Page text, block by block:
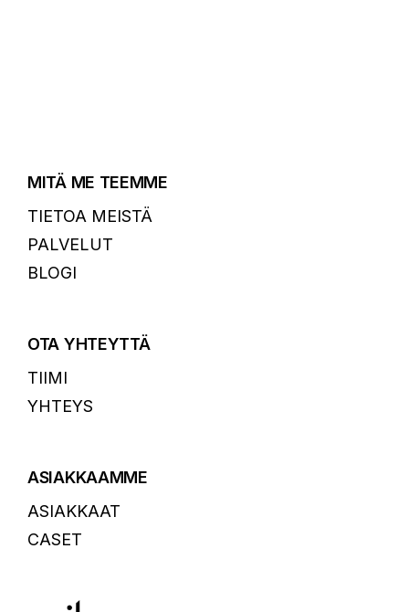
MITÄ ME TEEMME
TIETOA MEISTÄ
PALVELUT
BLOGI
OTA YHTEYTTÄ
TIIMI
YHTEYS
ASIAKKAAMME
ASIAKKAAT
CASET